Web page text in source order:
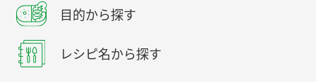
目的から探す
レシピ名から探す